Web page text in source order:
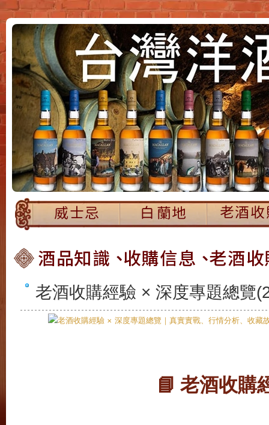
老酒收購經驗 × 深度專題總覽
📘 老酒收購